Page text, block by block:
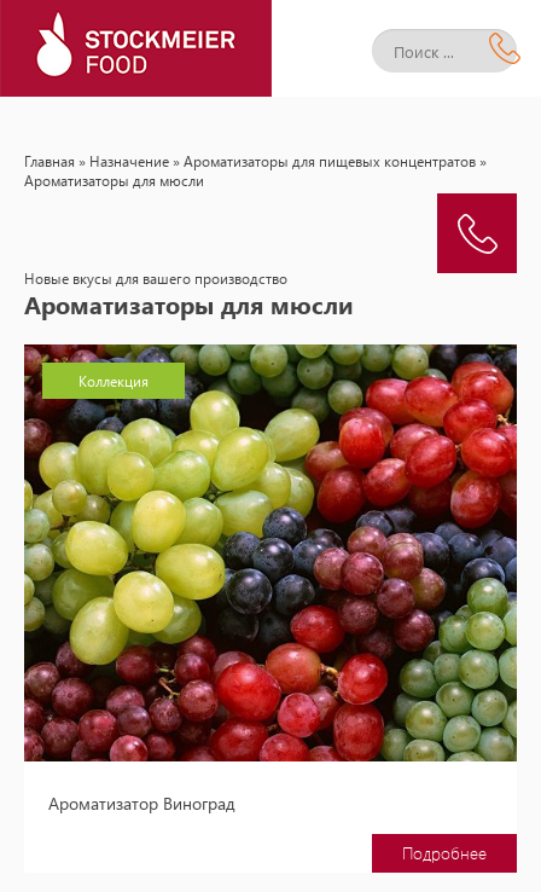
Главная » Назначение »Ароматизаторы для пищевых концентратов »
Ароматизаторы для мюсли
Новые вкусы для вашего производство
Ароматизаторы для мюсли
Коллекция
Ароматизатор Виноград
Подробнее